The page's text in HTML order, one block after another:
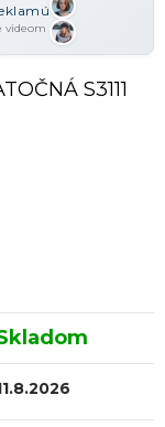
videom
S3111